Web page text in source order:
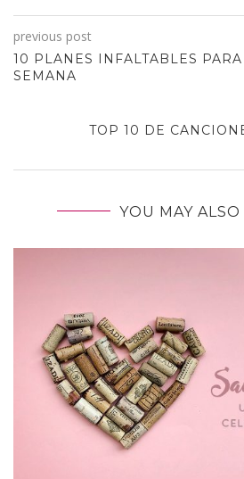
previous post
10 PLANES INFALTABLES
SEMANA
TOP 10 DE
YOU MAY ALSO